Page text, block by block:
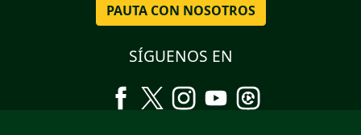
PAUTA CON NOSOTROS
SÍGUENOS EN